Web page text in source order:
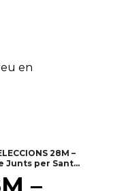
28M –
Junts per Sant...